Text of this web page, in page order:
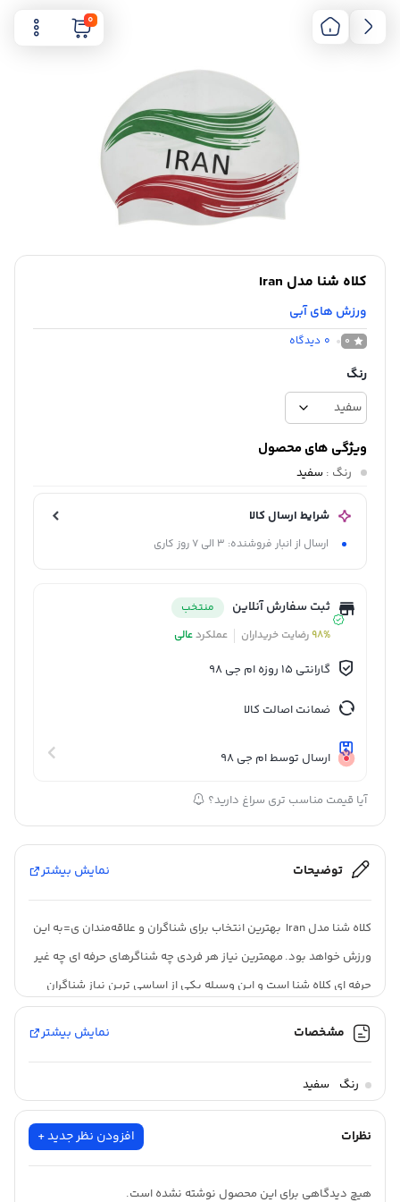
0
کلاه شنا مدل Iran
ورزش های آبی
0
0 دیدگاه
رنگ
ویژگی های محصول
رنگ : سفید
شرایط ارسال کالا
ارسال از انبار فروشنده: 3 الی 7 روز کاری
ثبت سفارش آنلاین
منتخب
98%رضایت خریداران عملکردعالی
گارانتی 15 روزه ام جی 98
ضمانت اصالت کالا
ارسال توسط ام جی 98
آیا قیمت مناسب تری سراغ دارید؟
توضیحات نمایش بیشتر
کلاه شنا مدل Iran بهترین انتخاب برای شناگران و علاقه‌مندان ی=به این
ورزش خواهد بود. مهمترین نیاز هر فردی چه شناگرهای حرفه ای چه غیر
حرفه ای کلاه شنا است و این وسیله یکی از اساسی ترین نیاز شناگران
استخرهای رو باز یا بسته در هر صورت باید بهداشت رعایت شده و از کلاه
مناسب بانوان و آقایان ورزشکار خواهد بود. همچنین جنس کلاه از
سیلیکون مرغوب بوده که قابلیت کششی داشته و دوام و مقاومت
خورشید و اشعه ماورا بنفش از مو و سر شما محافظت می کند. لازم به
مشخصات نمایش بیشتر
رنگ سفید
نظرات افزودن نظر جدید +
هیچ دیدگاهی برای این محصول نوشته نشده است.